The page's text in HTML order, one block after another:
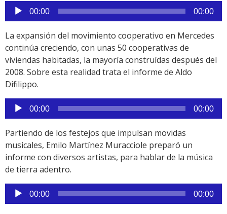
Reproductor
de
audio
00:00 00:00
La expansión del movimiento cooperativo en Mercedes
continúa creciendo, con unas 50 cooperativas de
viviendas habitadas, la mayoría construídas después del
2008. Sobre esta realidad trata el informe de Aldo
Difilippo.
Reproductor
de
audio
00:00 00:00
Partiendo de los festejos que impulsan movidas
musicales, Emilo Martínez Muracciole preparó un
informe con diversos artistas, para hablar de la música
de tierra adentro.
Reproductor
de
00:00 00:00